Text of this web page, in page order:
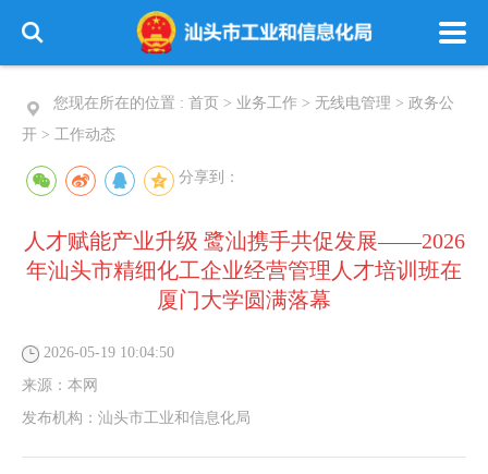
您现在所在的位置 : 首页 > 业务工作 > 无线电管理 > 政务公
开 > 工作动态
分享到：
人才赋能产业升级 鹭汕携手共促发展——2026
年汕头市精细化工企业经营管理人才培训班在
厦门大学圆满落幕
2026-05-19 10:04:50
来源： 本网
发布机构： 汕头市工业和信息化局